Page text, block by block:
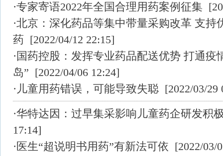
·专家寄语2022年全国合理用药案例征集
·北京：深化药品等集中带量采购改革 支持
药 [2022/04/12 22:15]
· 国药控股：发挥专业药品配送优势 打通疫
岛” [2022/04/06 12:24]
· 儿童用药错误，可能导致失聪 [2022/03/29
·华特达因：过早集采影响儿童药企研发积
17:14]
· 医生“超说明书用药”有新法可依 [2022/03/